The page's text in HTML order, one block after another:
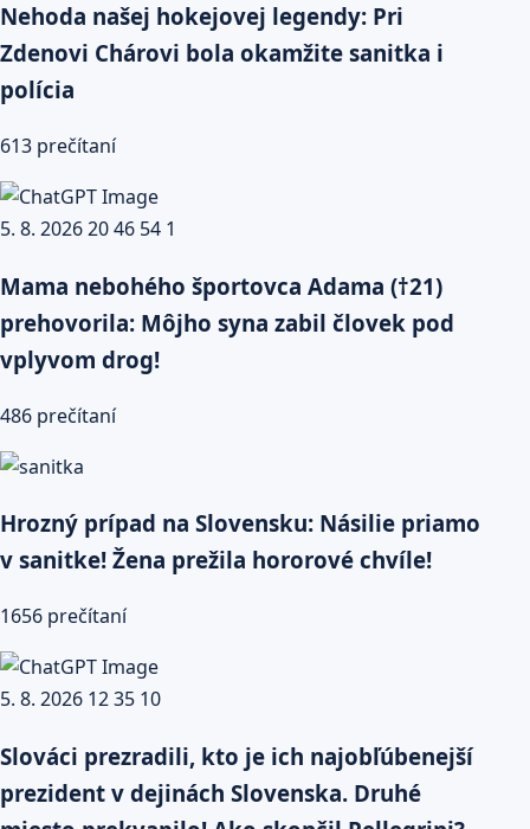
Nehoda našej hokejovej legendy: Pri
Zdenovi Chárovi bola okamžite sanitka i
polícia
613 prečítaní
Mama nebohého športovca Adama (†21)
prehovorila: Môjho syna zabil človek pod
vplyvom drog!
486 prečítaní
Hrozný prípad na Slovensku: Násilie priamo
v sanitke! Žena prežila hororové chvíle!
1656 prečítaní
Slováci prezradili, kto je ich najobľúbenejší
prezident v dejinách Slovenska. Druhé